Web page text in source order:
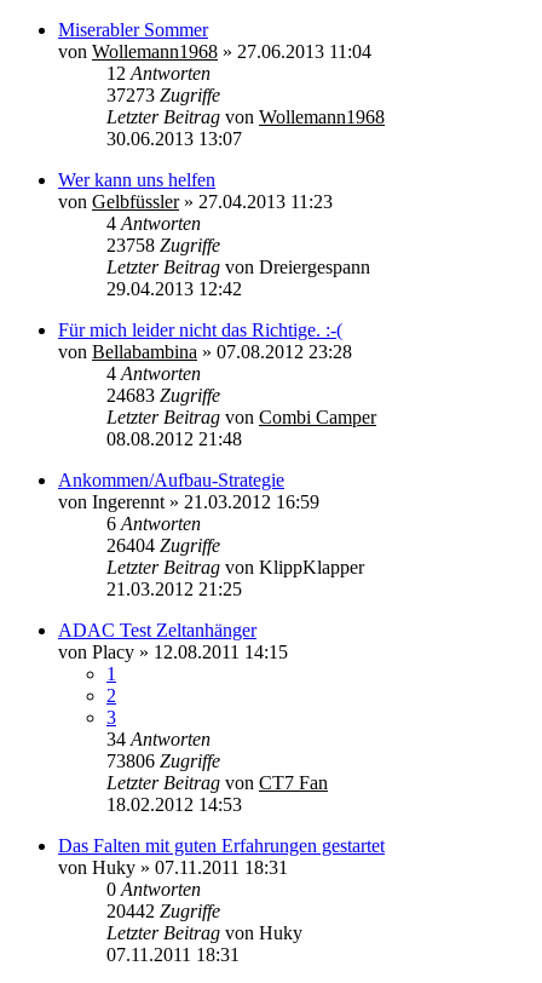
Miserabler Sommer
von Wollemann1968 » 27.06.2013 11:04
12 Antworten
37273 Zugriffe
Letzter Beitrag von Wollemann1968
30.06.2013 13:07
Wer kann uns helfen
von Gelbfüssler» 27.04.2013 11:23
4 Antworten
23758 Zugriffe
Letzter Beitrag von Dreiergespann
29.04.2013 12:42
Für mich leider nicht das Richtige. :-(
von Bellabambina » 07.08.2012 23:28
4 Antworten
24683 Zugriffe
Letzter Beitrag von Combi Camper
08.08.2012 21:48
Ankommen/Aufbau-Strategie
von Ingerennt » 21.03.2012 16:59
6 Antworten
26404 Zugriffe
Letzter Beitrag von KlippKlapper
21.03.2012 21:25
ADAC Test Zeltanhänger
von Placy » 12.08.2011 14:15
1
2
3
34 Antworten
73806 Zugriffe
Letzter Beitrag von CT7 Fan
18.02.2012 14:53
Das Falten mit guten Erfahrungen gestartet
von Huky » 07.11.2011 18:31
0 Antworten
20442 Zugriffe
Letzter Beitrag von Huky
07.11.2011 18:31